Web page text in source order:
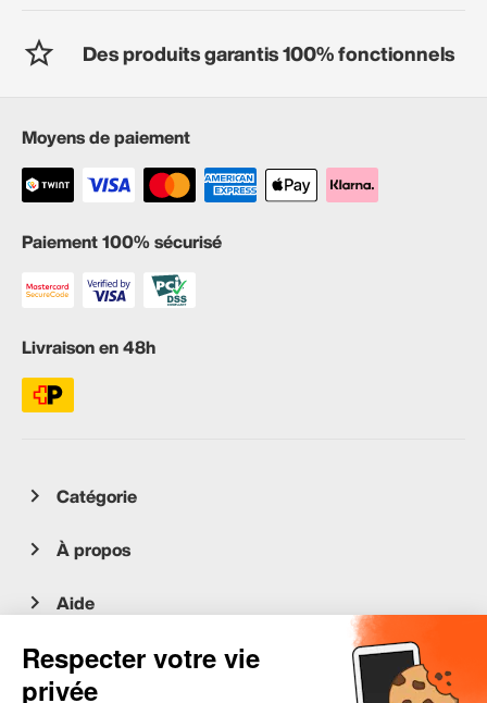
Des produits garantis 100% fonctionnels
Moyens de paiement
Paiement 100% sécurisé
Livraison en 48h
Catégorie
À propos
Aide
Service client